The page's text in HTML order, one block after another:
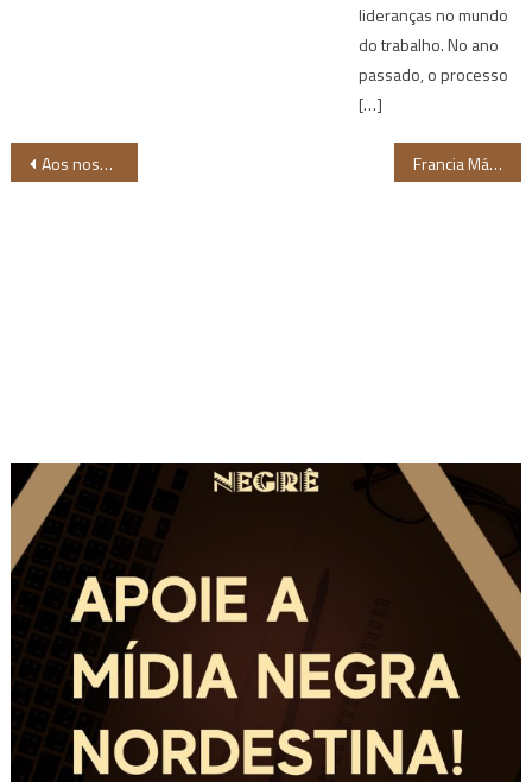
lideranças no mundo
do trabalho. No ano
passado, o processo
[…]
Navegação
Aos nossos Francia Márquez é a primeira mulher negra eleita vice-presidente da Colômbia